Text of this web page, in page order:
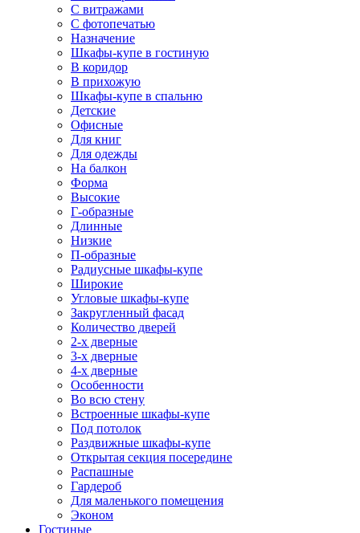
С витражами
С фотопечатью
Назначение
Шкафы-купе в гостиную
В коридор
В прихожую
Шкафы-купе в спальню
Детские
Офисные
Для книг
Для одежды
На балкон
Форма
Высокие
Г-образные
Длинные
Низкие
П-образные
Радиусные шкафы-купе
Широкие
Угловые шкафы-купе
Закругленный фасад
Количество дверей
2-х дверные
3-х дверные
4-х дверные
Особенности
Во всю стену
Встроенные шкафы-купе
Под потолок
Раздвижные шкафы-купе
Открытая секция посередине
Распашные
Гардероб
Для маленького помещения
Эконом
Гостиные